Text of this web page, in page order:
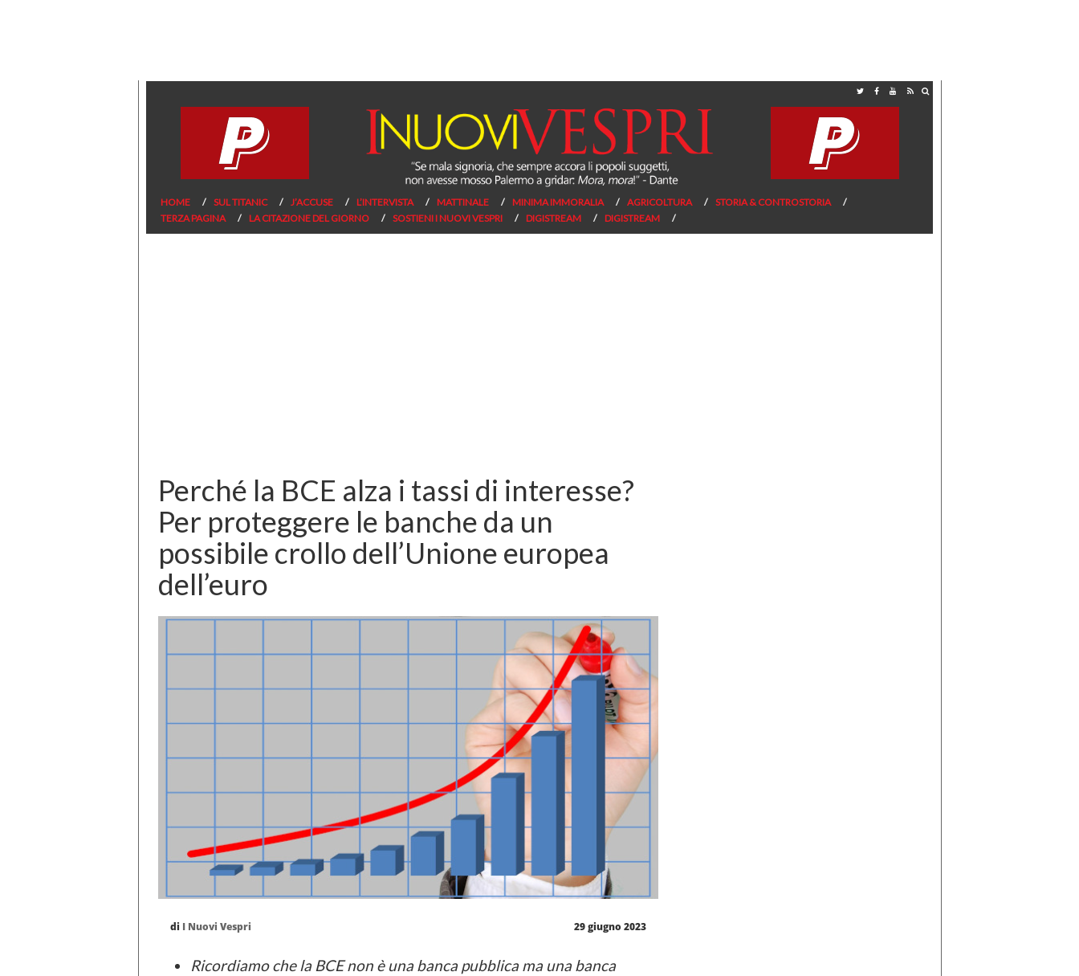
HOME SUL TITANIC J’ACCUSE L’INTERVISTA MATTINALE MINIMA IMMORALIA AGRICOLTURA
STORIA & CONTROSTORIA
TERZA PAGINA
LA CITAZIONE DEL GIORNO SOSTIENI I NUOVI VESPRI DIGISTREAM DIGISTREAM
Perché la BCE alza i tassi di interesse?
Per proteggere le banche da un
possibile crollo dell’Unione europea
dell’euro
di I Nuovi Vespri 29 giugno 2023
Ricordiamo che la BCE non è una banca pubblica ma una banca